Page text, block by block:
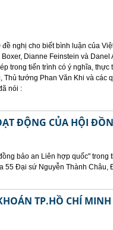
nghị cho biết bình luận của
Dianne Feinstein và
trong tiến trình có ý nghĩa,
tướng Phan Văn Khi và các
nói :
ĐỘNG CỦA HỘI
bảo an Liên hợp quốc" trong
55 Đại sứ Nguyễn Thành Châu,
TP.HỒ CHÍ MINH